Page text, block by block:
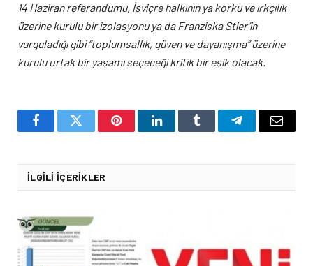
14 Haziran referandumu, İsviçre halkının ya korku ve ırkçılık
üzerine kurulu bir izolasyonu ya da Franziska Stier’in
vurguladığı gibi “toplumsallık, güven ve dayanışma” üzerine
kurulu ortak bir yaşamı seçeceği kritik bir eşik olacak.
FacebookTwitter PinterestLinkedInTumblr TelegramEmail
İLGILI İÇERIKLER